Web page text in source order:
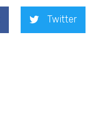
Twitter